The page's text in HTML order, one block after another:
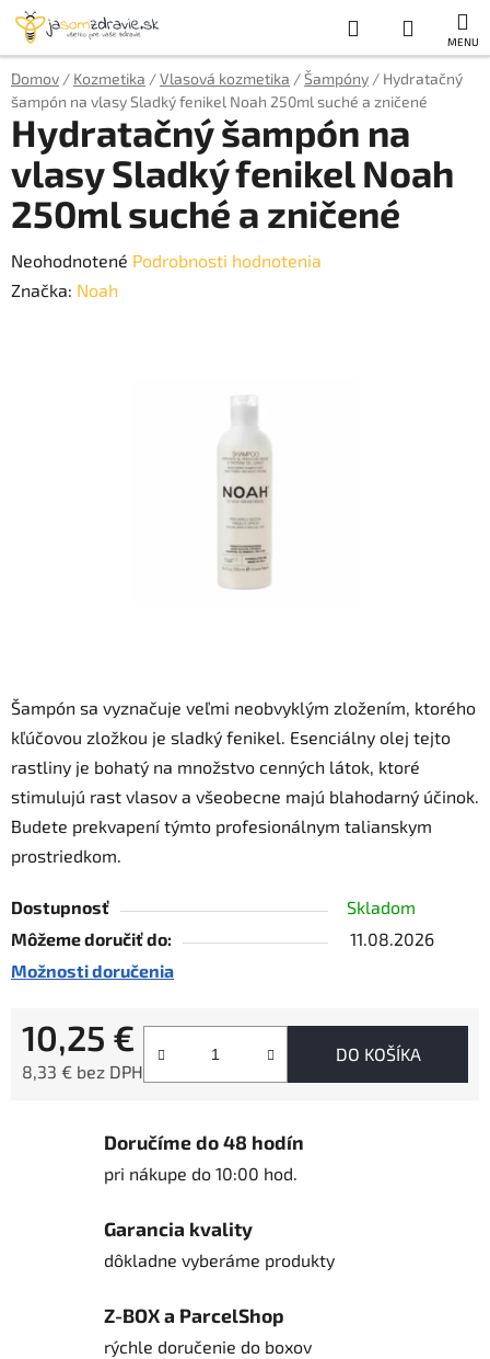
Prejsť
obsah
Hľadať
KOŠÍK
Domov / Kozmetika /Vlasová kozmetika /Šampóny / Hydratačný
šampón na vlasy Sladký fenikel Noah 250ml suché a zničené
Šampón sa vyznačuje veľmi neobvyklým zložením, ktorého
kľúčovou zložkou je sladký fenikel. Esenciálny olej tejto
rastliny je bohatý na množstvo cenných látok, ktoré
stimulujú rast vlasov a všeobecne majú blahodarný účinok.
Budete prekvapení týmto profesionálnym talianskym
prostriedkom.
Dostupnosť
Skladom
Môžeme doručiť do:
11.08.2026
Možnosti doručenia
10,25 €
8,33 € bez DPH
DO KOŠÍKA
Hydratačný šampón na
vlasy Sladký fenikel Noah
250ml suché a zničené
Priemerné
hodnotenie
Neohodnotené Podrobnosti hodnotenia
Značka: Noah
Doručíme do 48 hodín
pri nákupe do 10:00 hod.
Garancia kvality
dôkladne vyberáme produkty
Z-BOX a ParcelShop
rýchle doručenie do boxov